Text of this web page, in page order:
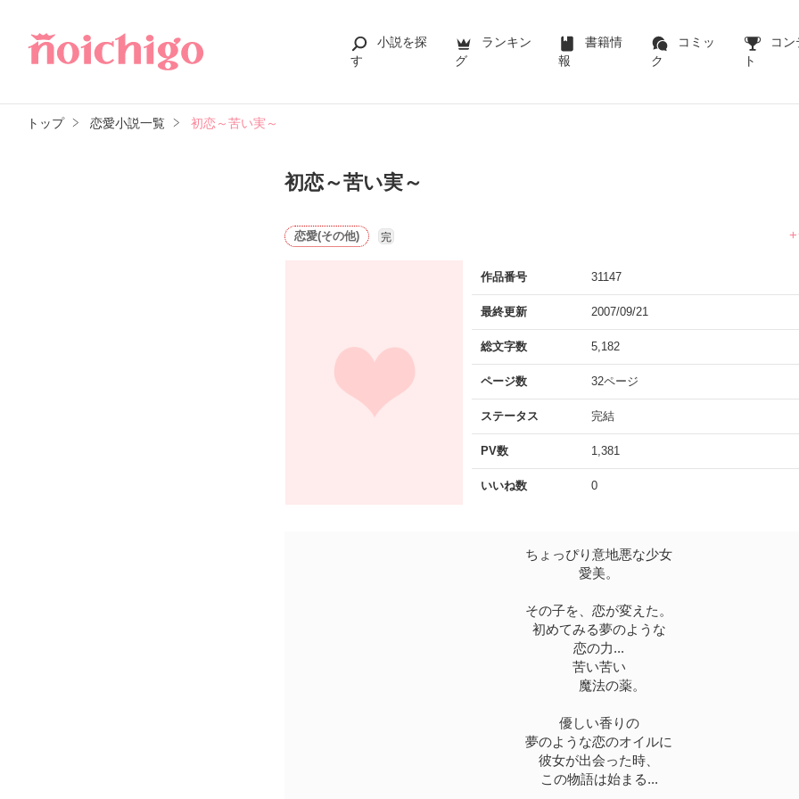
小説を探
す
ランキン
グ
書籍情
報
コミッ
ク
コ
ト
トップ 恋愛小説一覧 初恋～苦い実～
初恋～苦い実～
恋愛(その他) 完
作品番号 31147
最終更新 2007/09/21
総文字数 5,182
ページ数 32ページ
ステータス 完結
PV数 1,381
いいね数 0
ちょっぴり意地悪な少女
愛美。
その子を、恋が変えた。
初めてみる夢のような
恋の力...
苦い苦い
魔法の薬。
優しい香りの
夢のような恋のオイルに
彼女が出会った時、
この物語は始まる...